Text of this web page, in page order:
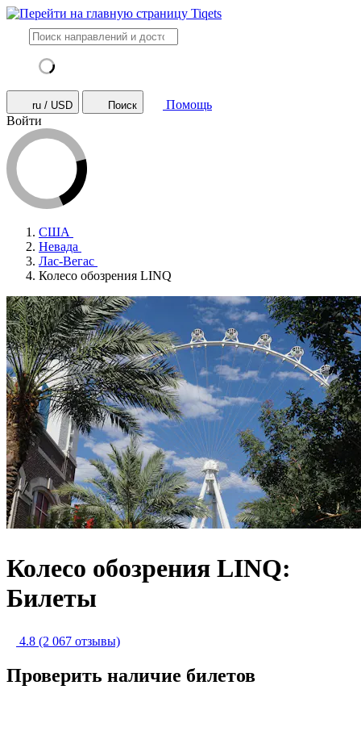
ru / USD Поиск
Помощь
Войти
США
Невада
Лас-Вегас
Колесо обозрения LINQ
Колесо обозрения LINQ:
Билеты
4.8 (2 067 отзывы)
Проверить наличие билетов